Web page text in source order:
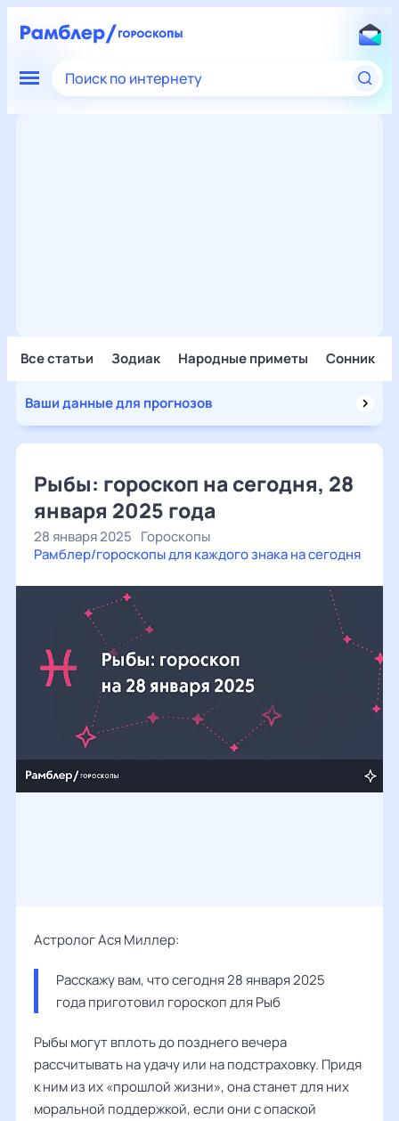
Поиск по интернету
Все статьи Зодиак Народные приметы Сонник
Ваши данные для прогнозов
Рыбы: гороскоп на сегодня, 28
января 2025 года
28 января 2025 Гороскопы
Рамблер/гороскопы для каждого знака на сегодня
Астролог Ася Миллер:
Расскажу вам, что сегодня 28 января 2025
года приготовил гороскоп для Рыб
Рыбы могут вплоть до позднего вечера
рассчитывать на удачу или на подстраховку. Придя
к ним из их «прошлой жизни», она станет для них
моральной поддержкой, если они с опаской